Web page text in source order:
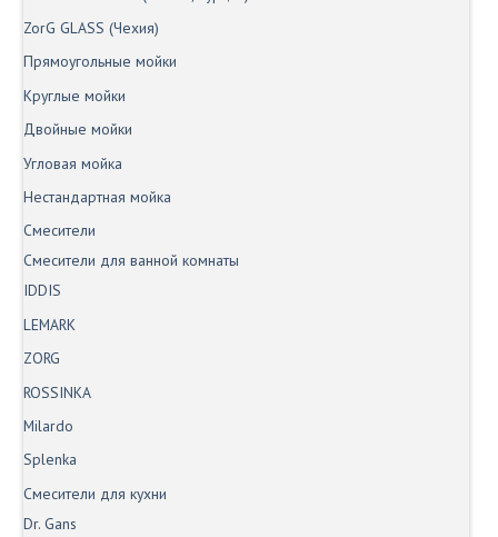
ZorG GLASS (Чехия)
Прямоугольные мойки
Круглые мойки
Двойные мойки
Угловая мойка
Нестандартная мойка
Смесители
Смесители для ванной комнаты
IDDIS
LEMARK
ZORG
ROSSINKA
Milardo
Splenka
Смесители для кухни
Dr. Gans